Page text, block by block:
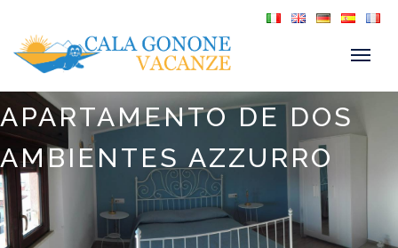
APARTAMENTO DE DOS
AMBIENTES AZZURRO